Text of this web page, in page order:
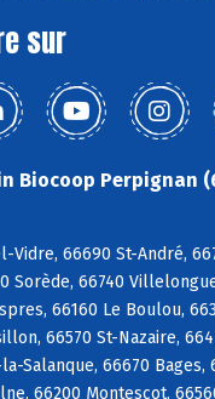
sur
Biocoop Perpignan
Vidre, 66690 St-André,
Sorède, 66740
66160 Le Boulou,
66570 St-Nazaire,
Salanque, 66670 Bages,
66200 Montescot,